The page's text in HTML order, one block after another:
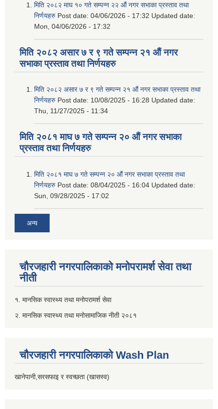
मिति २०८२ माघ १० गते सम्पन्न २२ औं नगर सभाका प्रस्ताव तथा
निर्णयहरु Post date: 04/06/2026 - 17:32 Updated date:
Mon, 04/06/2026 - 17:32
मिति २०८२ असार ७ र ९ गते सम्पन्न २१ औं नगर
सभाका प्रस्ताव तथा निर्णयहरु
मिति २०८२ असार ७ र ९ गते सम्पन्न २१ औं नगर सभाका प्रस्ताव तथा
निर्णयहरु Post date: 10/08/2025 - 16:28 Updated date:
Thu, 11/27/2025 - 11:34
मिति २०८१ माघ ७ गते सम्पन्न २० औं नगर सभाका
प्रस्ताव तथा निर्णयहरु
मिति २०८१ माघ ७ गते सम्पन्न २० औं नगर सभाका प्रस्ताव तथा
निर्णयहरु Post date: 08/04/2025 - 16:04 Updated date:
Sun, 09/28/2025 - 17:02
अन्य
चौरजहारी नगरपालिकाको मनोपरामर्श सेवा तथा
नीती
१. मानसिक स्वास्थ्य तथा मनोपरामर्श सेवा
२. मानसिक स्वास्थ्य तथा मनोसामाजिक नीती २०८१
चौरजहारी नगरपालिकाको Wash Plan
खानेपानी,सरसफाइ र स्वच्छता (खासस्व)